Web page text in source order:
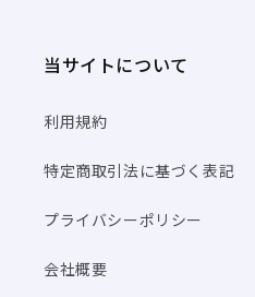
当サイトについて
利用規約
特定商取引法に基づく表記
プライバシーポリシー
会社概要